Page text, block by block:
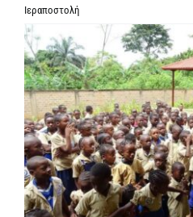
MEDIA
ΕΝΗΜΕΡΩΣΗ
ΣΥΝΔΕΣΕΙΣ
Ιεραποστολή
Προβολή
μεγαλύτερης
εικόνας